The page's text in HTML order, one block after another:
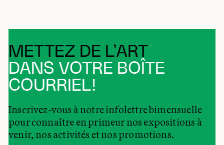
METTEZ DE L’ART
DANS VOTRE BOÎTE
COURRIEL!
Inscrivez-vous à notre infolettre bimensuelle
pour connaître en primeur nos expositions à
venir, nos activités et nos promotions.